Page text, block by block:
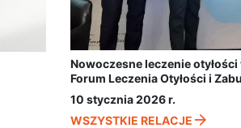
Nowoczesne leczenie
Forum Leczenia Otyłości i
10 stycznia 2026 r.
WSZYSTKIE RELACJE